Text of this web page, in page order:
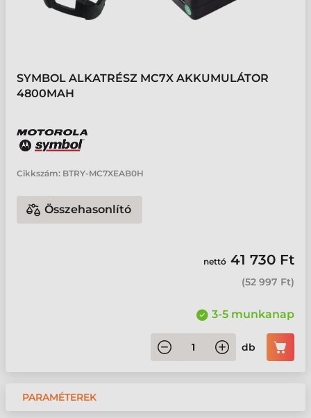
SYMBOL ALKATRÉSZ MC7X AKKUMULÁTOR
4800MAH
Cikkszám: BTRY-MC7XEAB0H
Összehasonlító
nettó 41 730 Ft
(52 997 Ft)
3-5 munkanap
db
PARAMÉTEREK